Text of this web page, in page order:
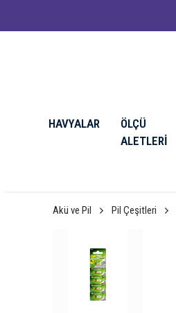
HAVYALAR
ÖLÇÜ
ALETLERİ
Akü ve Pil Pil Çeşitleri